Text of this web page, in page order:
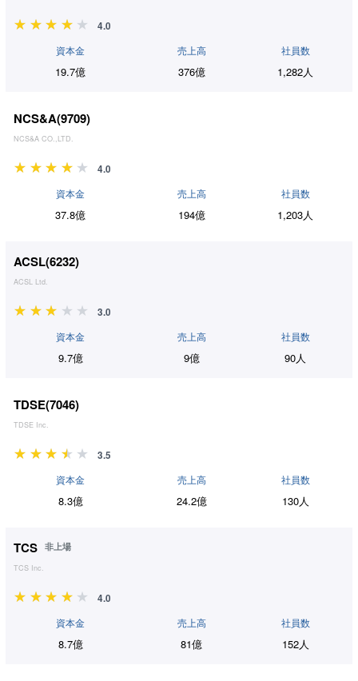
4.0
資本金
19.7億
売上高
376億
社員数
1,282人
NCS&A(9709)
NCS&A CO.,LTD.
4.0
資本金
37.8億
売上高
194億
社員数
1,203人
ACSL(6232)
ACSL Ltd.
3.0
資本金
9.7億
売上高
9億
社員数
90人
TDSE(7046)
TDSE Inc.
3.5
資本金
8.3億
売上高
24.2億
社員数
130人
TCS 非上場
TCS Inc.
4.0
資本金
8.7億
売上高
81億
社員数
152人